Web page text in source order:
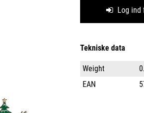
Log ind
Tekniske data
Weight
EAN